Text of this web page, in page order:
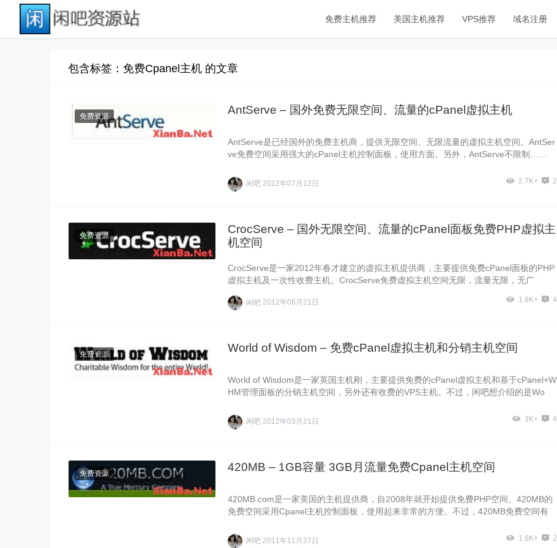
免费主机推荐 美国主机推荐 VPS推荐 域名注册
包含标签：免费Cpanel主机 的文章
免费资源 AntServe – 国外免费无限空间、流量的cPanel虚拟主机
AntServe是已经国外的免费主机商，提供无限空间、无限流量的虚拟主机空间。AntSer
ve免费空间采用强大的cPanel主机控制面板，使用方面。另外，AntServe不限制……
闲吧 2012年07月12日 2.7K+ 2
免费资源
CrocServe – 国外无限空间、流量的cPanel面板免费PHP虚拟主
机空间
CrocServe是一家2012年春才建立的虚拟主机提供商，主要提供免费cPanel面板的PHP
虚拟主机及一次性收费主机。CrocServe免费虚拟主机空间无限，流量无限，无广
闲吧 2012年06月21日 1.8K+ 4
免费资源 World of Wisdom – 免费cPanel虚拟主机和分销主机空间
World of Wisdom是一家英国主机刚，主要提供免费的cPanel虚拟主机和基于cPanel+W
HM管理面板的分销主机空间，另外还有收费的VPS主机。不过，闲吧想介绍的是Wo
闲吧 2012年03月21日 3K+ 4
免费资源 420MB – 1GB容量 3GB月流量免费Cpanel主机空间
420MB.com是一家美国的主机提供商，自2008年就开始提供免费PHP空间。420MB的
免费空间采用Cpanel主机控制面板，使用起来非常的方便。不过，420MB免费空间有
闲吧 2011年11月27日 1.8K+ 2